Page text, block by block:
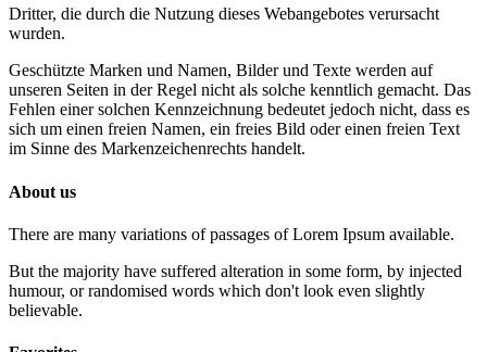
Dritter, die durch die Nutzung dieses Webangebotes verursacht
wurden.
Geschützte Marken und Namen, Bilder und Texte werden auf
unseren Seiten in der Regel nicht als solche kenntlich gemacht. Das
Fehlen einer solchen Kennzeichnung bedeutet jedoch nicht, dass es
sich um einen freien Namen, ein freies Bild oder einen freien Text
im Sinne des Markenzeichenrechts handelt.
About us
There are many variations of passages of Lorem Ipsum available.
But the majority have suffered alteration in some form, by injected
humour, or randomised words which don't look even slightly
believable.